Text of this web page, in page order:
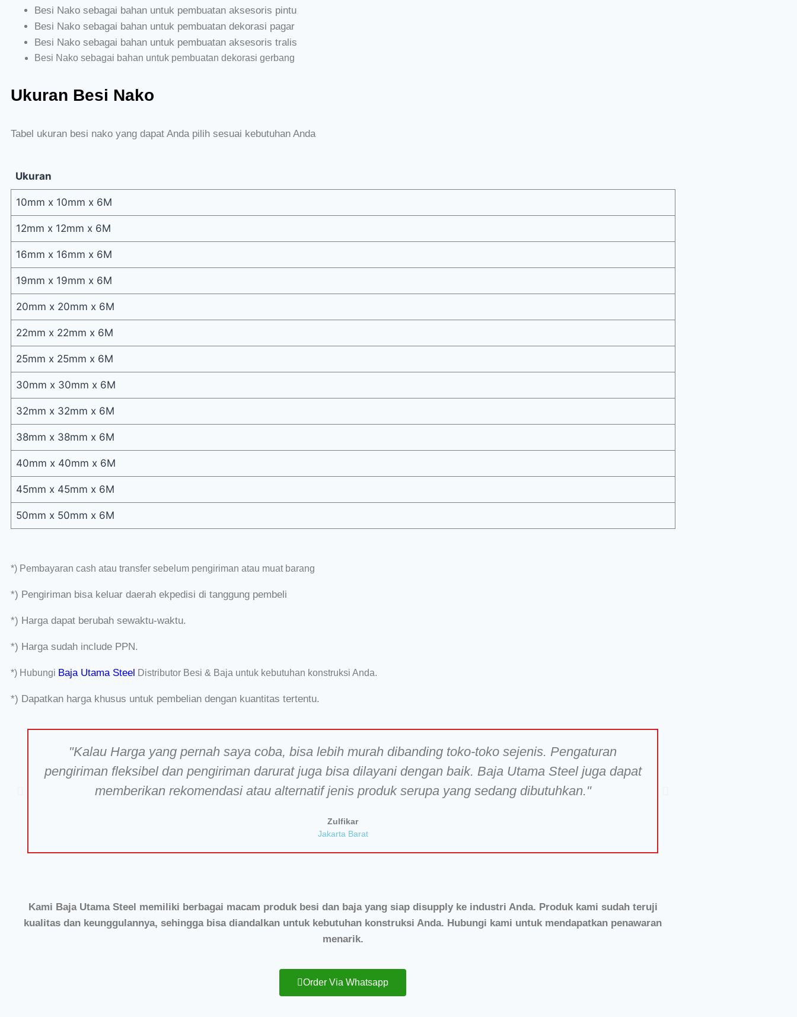
Besi Nako sebagai bahan untuk pembuatan aksesoris pintu
Besi Nako sebagai bahan untuk pembuatan dekorasi pagar
Besi Nako sebagai bahan untuk pembuatan aksesoris tralis
Besi Nako sebagai bahan untuk pembuatan dekorasi gerbang
Ukuran Besi Nako
Tabel ukuran besi nako yang dapat Anda pilih sesuai kebutuhan Anda
Ukuran
10mm x 10mm x 6M
12mm x 12mm x 6M
16mm x 16mm x 6M
19mm x 19mm x 6M
20mm x 20mm x 6M
22mm x 22mm x 6M
25mm x 25mm x 6M
30mm x 30mm x 6M
32mm x 32mm x 6M
38mm x 38mm x 6M
40mm x 40mm x 6M
45mm x 45mm x 6M
50mm x 50mm x 6M
*) Pembayaran cash atau transfer sebelum pengiriman atau muat barang
*) Pengiriman bisa keluar daerah ekpedisi di tanggung pembeli
*) Harga dapat berubah sewaktu-waktu.
*) Harga sudah include PPN.
*) Hubungi Baja Utama Steel Distributor Besi & Baja untuk kebutuhan konstruksi Anda.
*) Dapatkan harga khusus untuk pembelian dengan kuantitas tertentu.
"Kalau Harga yang pernah saya coba, bisa lebih murah dibanding toko-toko sejenis. Pengaturan
pengiriman fleksibel dan pengiriman darurat juga bisa dilayani dengan baik. Baja Utama Steel juga dapat
memberikan rekomendasi atau alternatif jenis produk serupa yang sedang dibutuhkan."
Zulfikar
Jakarta Barat
Kami Baja Utama Steel memiliki berbagai macam produk besi dan baja yang siap disupply ke industri Anda. Produk kami sudah teruji
kualitas dan keunggulannya, sehingga bisa diandalkan untuk kebutuhan konstruksi Anda. Hubungi kami untuk mendapatkan penawaran
menarik.
Order Via Whatsapp